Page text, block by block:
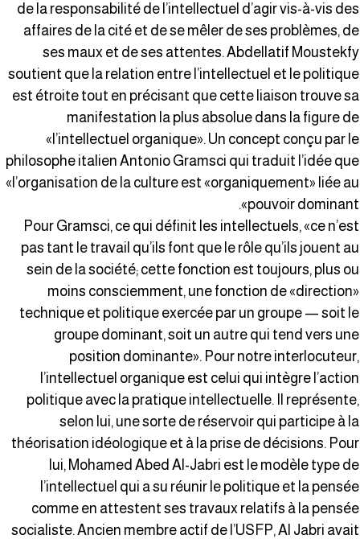
de la responsabilité de l’intellectuel d’agir vis-à-vis
affaires de la cité et de se mêler de ses problèmes,
ses maux et de ses attentes. Abdellatif
soutient que la relation entre l’intellectuel et le
est étroite tout en précisant que cette liaison trouve
manifestation la plus absolue dans la figure
«l’intellectuel organique». Un concept conçu par
philosophe italien Antonio Gramsci qui traduit l’idée
«l’organisation de la culture est «organiquement» liée
pouvoir
Pour Gramsci, ce qui définit les intellectuels, «ce
pas tant le travail qu’ils font que le rôle qu’ils jouent
sein de la société; cette fonction est toujours, plus
moins consciemment, une fonction de
technique et politique exercée par un groupe — soit
groupe dominant, soit un autre qui tend vers
position dominante». Pour notre
l’intellectuel organique est celui qui intègre
politique avec la pratique intellectuelle. Il
selon lui, une sorte de réservoir qui participe à
théorisation idéologique et à la prise de décisions.
lui, Mohamed Abed Al-Jabri est le modèle type
l’intellectuel qui a su réunir le politique et la
comme en attestent ses travaux relatifs à la
socialiste. Ancien membre actif de l’USFP, Al Jabri